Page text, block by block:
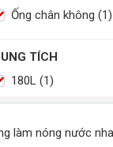
Ống chân không (1)
TÍCH
180L (1)
làm nóng nước